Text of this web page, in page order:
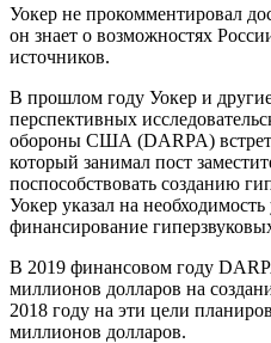
Уокер не прокомментировал
он знает о возможностях
источников.
В прошлом году Уокер и
перспективных
обороны США (DARPA)
который занимал пост
поспособствовать созданию
Уокер указал на
финансирование
В 2019 финансовом году
миллионов долларов на
2018 году на эти цели
миллионов долларов.